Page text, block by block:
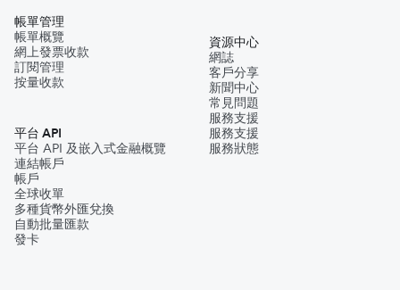
帳單管理
帳單概覽
網上發票收款
訂閱管理
按量收款
平台 API
平台 API 及嵌入式金融概覽
連結帳戶
帳戶
全球收單
多種貨幣外匯兌換
自動批量匯款
發卡
資源中心
網誌
客戶分享
新聞中心
常見問題
服務支援
服務支援
服務狀態